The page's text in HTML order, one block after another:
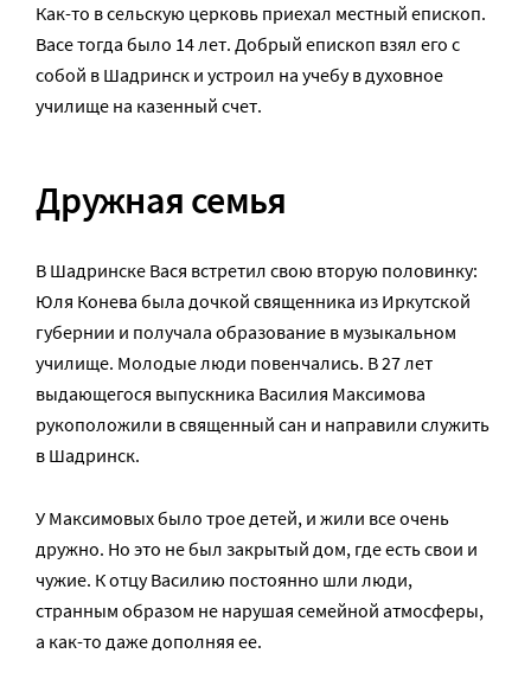
Как-то в сельскую церковь приехал местный епископ.
Васе тогда было 14 лет. Добрый епископ взял его с
собой в Шадринск и устроил на учебу в духовное
училище на казенный счет.
Дружная семья
В Шадринске Вася встретил свою вторую половинку:
Юля Конева была дочкой священника из Иркутской
губернии и получала образование в музыкальном
училище. Молодые люди повенчались. В 27 лет
выдающегося выпускника Василия Максимова
рукоположили в священный сан и направили служить
в Шадринск.
У Максимовых было трое детей, и жили все очень
дружно. Но это не был закрытый дом, где есть свои и
чужие. К отцу Василию постоянно шли люди,
странным образом не нарушая семейной атмосферы,
а как-то даже дополняя ее.